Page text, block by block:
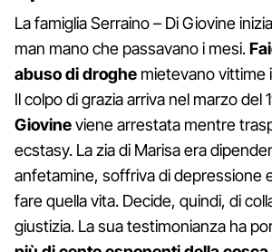
La famiglia Serraino – Di Giovine
man mano che passavano i mesi.
abuso di droghe mietevano vittime
Il colpo di grazia arriva nel marzo del
Giovineviene arrestata mentre
ecstasy. La zia di Marisa era
anfetamine, soffriva di depressione
fare quella vita. Decide, quindi, di
giustizia. La sua testimonianza ha